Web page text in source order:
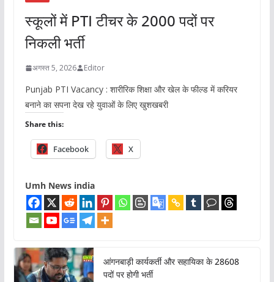
स्कूलों में PTI टीचर के 2000 पदों पर
निकली भर्ती
अगस्त 5, 2026 Editor
Punjab PTI Vacancy : शारीरिक शिक्षा और खेल के फील्ड में करियर
बनाने का सपना देख रहे युवाओं के लिए खुशखबरी
Share this:
Facebook X
Umh News india
आंगनबाड़ी कार्यकर्ती और सहायिका के 28608
पदों पर होगी भर्ती